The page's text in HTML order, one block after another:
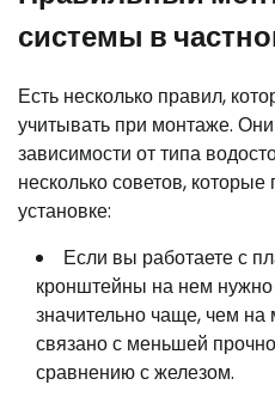
системы в
Есть несколько правил,
учитывать при монтаже. Они
зависимости от типа
несколько советов,
установке:
Если вы работаете с
кронштейны на нем нужно
значительно чаще, чем на
связано с меньшей
сравнению с железом.